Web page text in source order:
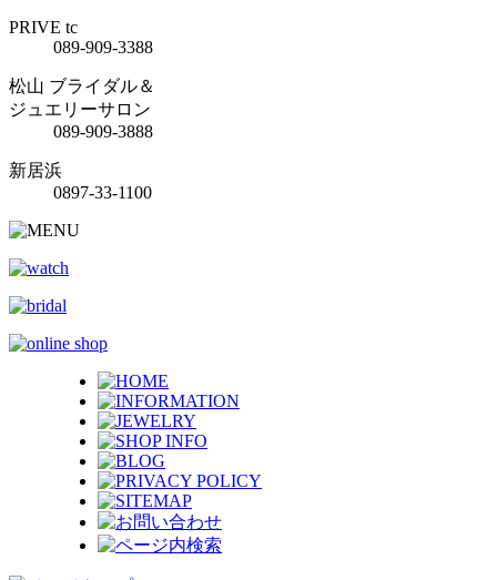
PRIVE tc
089-909-3388
松山 ブライダル＆
ジュエリーサロン
089-909-3888
新居浜
0897-33-1100